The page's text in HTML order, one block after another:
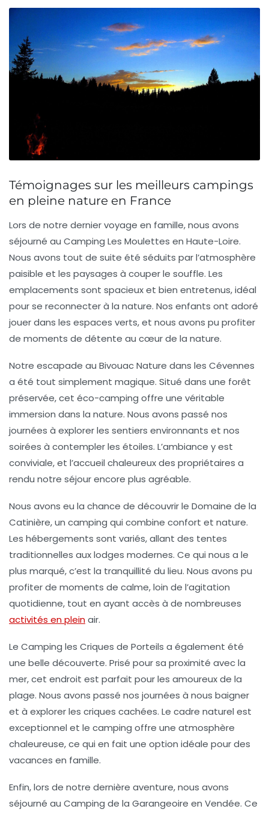
Témoignages sur les meilleurs campings
en pleine nature en France
Lors de notre dernier voyage en famille, nous avons
séjourné au Camping Les Moulettes en Haute-Loire.
Nous avons tout de suite été séduits par l’atmosphère
paisible et les paysages à couper le souffle. Les
emplacements sont spacieux et bien entretenus, idéal
pour se reconnecter à la nature. Nos enfants ont adoré
jouer dans les espaces verts, et nous avons pu profiter
de moments de détente au cœur de la nature.
Notre escapade au Bivouac Nature dans les Cévennes
a été tout simplement magique. Situé dans une forêt
préservée, cet éco-camping offre une véritable
immersion dans la nature. Nous avons passé nos
journées à explorer les sentiers environnants et nos
soirées à contempler les étoiles. L’ambiance y est
conviviale, et l’accueil chaleureux des propriétaires a
rendu notre séjour encore plus agréable.
Nous avons eu la chance de découvrir le Domaine de la
Catinière, un camping qui combine confort et nature.
Les hébergements sont variés, allant des tentes
traditionnelles aux lodges modernes. Ce qui nous a le
plus marqué, c’est la tranquillité du lieu. Nous avons pu
profiter de moments de calme, loin de l’agitation
quotidienne, tout en ayant accès à de nombreuses
activités en pleinair.
Le Camping les Criques de Porteils a également été
une belle découverte. Prisé pour sa proximité avec la
mer, cet endroit est parfait pour les amoureux de la
plage. Nous avons passé nos journées à nous baigner
et à explorer les criques cachées. Le cadre naturel est
exceptionnel et le camping offre une atmosphère
chaleureuse, ce qui en fait une option idéale pour des
vacances en famille.
Enfin, lors de notre dernière aventure, nous avons
séjourné au Camping de la Garangeoire en Vendée. Ce